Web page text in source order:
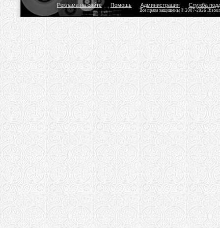
Реклама на сайте Помощь Администрация Служба
Все права защищены © 2007-2026